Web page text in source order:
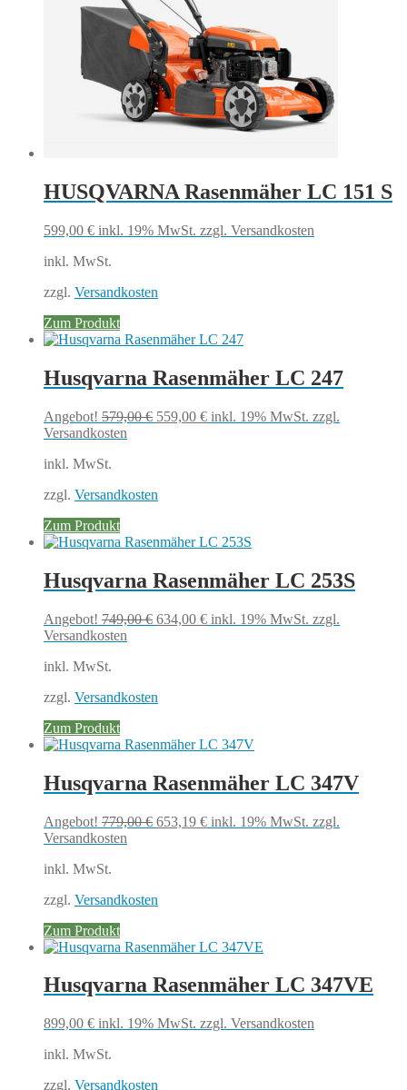
HUSQVARNA Rasenmäher LC 151 S
599,00 € inkl. 19% MwSt. zzgl. Versandkosten
inkl. MwSt.
zzgl. Versandkosten
Zum Produkt
Husqvarna Rasenmäher LC 247
Angebot! 579,00€ Ursprünglicher
559,00 €Aktueller
inkl. 19% MwSt. zzgl.
Versandkosten
inkl. MwSt.
zzgl. Versandkosten
Zum Produkt
Husqvarna Rasenmäher LC 253S
Angebot! 749,00€ Ursprünglicher
634,00 €Aktueller
inkl. 19% MwSt. zzgl.
Versandkosten
inkl. MwSt.
zzgl. Versandkosten
Zum Produkt
Husqvarna Rasenmäher LC 347V
Angebot! 779,00€ Ursprünglicher
653,19 €Aktueller
inkl. 19% MwSt. zzgl.
Versandkosten
inkl. MwSt.
zzgl. Versandkosten
Zum Produkt
Husqvarna Rasenmäher LC 347VE
899,00 € inkl. 19% MwSt. zzgl. Versandkosten
inkl. MwSt.
zzgl. Versandkosten